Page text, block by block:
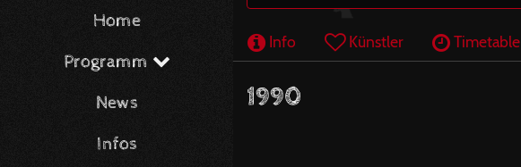
Home
Programm
News
Infos
Info Künstler Timetable
1990